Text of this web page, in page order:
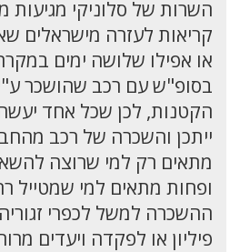
השרות של סלוניקי מגיעות
קריאות לעזרה מישראלים
או אפילו שלושה ימים
בסופ"ש עם רכב שהושכר
הקטנות, לכן שכל אחד
ייתכן והשכרה של רכב
מתאים רק למי שרוצה להשאר
ופחות מתאים למי שמטייל
ההשכרה למשל לכפרי
פיליון או לפקדה ויעדים